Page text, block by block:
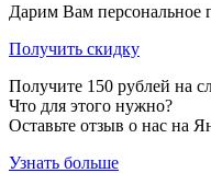
Дарим Вам
Получить скидку
Получите 150 рублей на
Что для этого нужно?
Оставьте отзыв о нас на
Узнать больше